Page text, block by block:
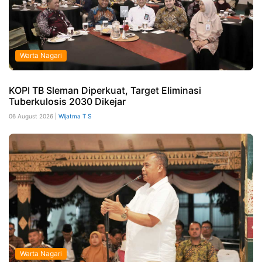
Warta Nagari
KOPI TB Sleman Diperkuat, Target Eliminasi
Tuberkulosis 2030 Dikejar
06 August 2026 | Wijatma T S
Warta Nagari